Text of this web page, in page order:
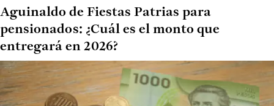
Aguinaldo de Fiestas Patrias para
pensionados: ¿Cuál es el monto que
entregará en 2026?